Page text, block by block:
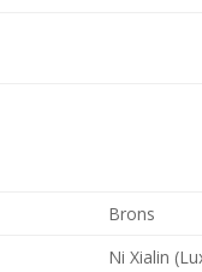
Brons
Ni Xialin